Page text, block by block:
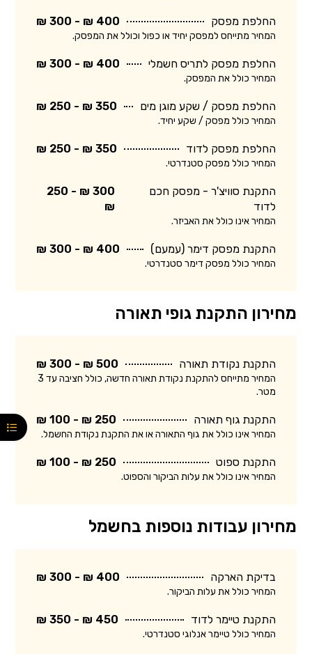
החלפת מפסק 400 ₪ - 300 ₪
המחיר מתייחס למפסק יחיד או כפול וכולל את המפסק.
החלפת מפסק לתריס חשמלי 400 ₪ - 300 ₪
המחיר כולל את המפסק.
החלפת מפסק / שקע מוגן מים 350 ₪ - 250 ₪
המחיר כולל מפסק / שקע יחיד.
החלפת מפסק לדוד 350 ₪ - 250 ₪
המחיר כולל מפסק סטנדרטי.
התקנת סוויצ'ר - מפסק חכם
לדוד
300 ₪ - 250
₪
המחיר אינו כולל את האביזר.
התקנת מפסק דימר (עמעם) 400 ₪ - 300 ₪
המחיר כולל מפסק דימר סטנדרטי.
מחירון התקנת גופי תאורה
התקנת נקודת תאורה 500 ₪ - 300 ₪
המחיר מתייחס להתקנת נקודת תאורה חדשה, כולל חציבה עד 3
מטר.
התקנת גוף תאורה 250 ₪ - 100 ₪
המחיר אינו כולל את גוף התאורה או את התקנת נקודת החשמל.
התקנת ספוט 250 ₪ - 100 ₪
המחיר אינו כולל את עלות הביקור והספוט.
מחירון עבודות נוספות בחשמל
בדיקת הארקה 400 ₪ - 300 ₪
המחיר כולל את עלות הביקור.
התקנת טיימר לדוד 450 ₪ - 350 ₪
המחיר כולל טיימר אנלוגי סטנדרטי.